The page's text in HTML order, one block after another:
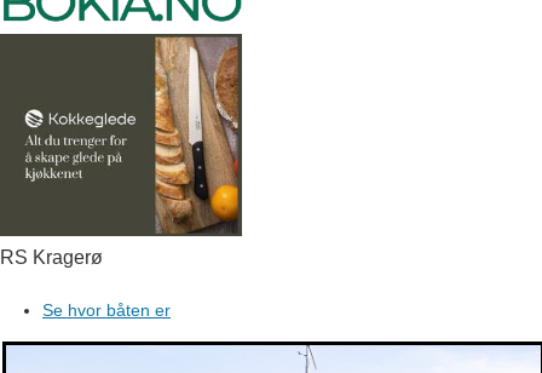
RS Kragerø
Se hvor båten er